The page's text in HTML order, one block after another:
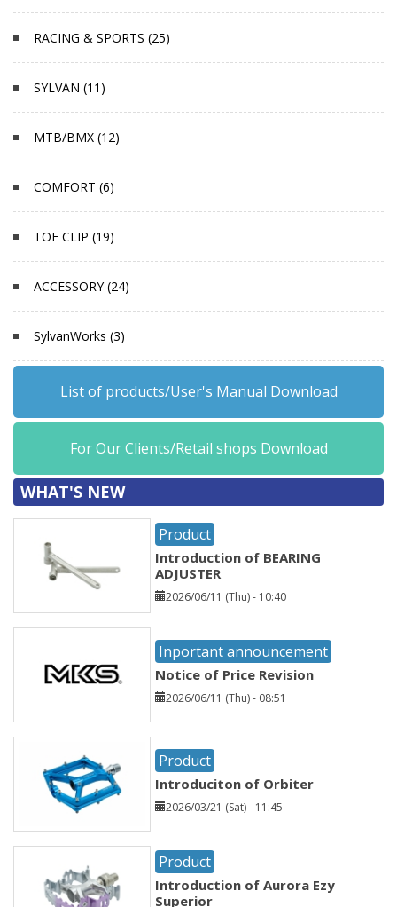
RACING & SPORTS (25)
SYLVAN (11)
MTB/BMX (12)
COMFORT (6)
TOE CLIP (19)
ACCESSORY (24)
SylvanWorks (3)
List of products/User's Manual Download
For Our Clients/Retail shops Download
WHAT'S NEW
Product
Introduction of BEARING
ADJUSTER
2026/06/11 (Thu) - 10:40
Inportant announcement
Notice of Price Revision
2026/06/11 (Thu) - 08:51
Product
Introduciton of Orbiter
2026/03/21 (Sat) - 11:45
Product
Introduction of Aurora Ezy
Superior